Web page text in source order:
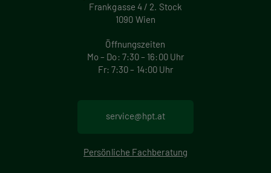
Frankgasse 4 / 2. Stock
1090 Wien
Öffnungszeiten
Mo – Do: 7:30 – 16:00 Uhr
Fr: 7:30 – 14:00 Uhr
service@hpt.at
Persönliche Fachberatung